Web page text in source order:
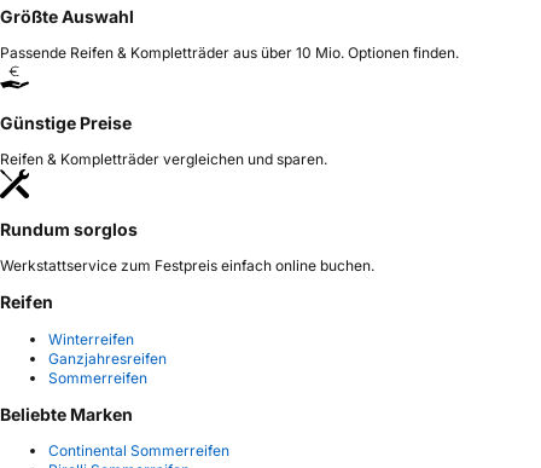
Größte Auswahl
Passende Reifen & Kompletträder aus über 10 Mio. Optionen finden.
Günstige Preise
Reifen & Kompletträder vergleichen und sparen.
Rundum sorglos
Werkstattservice zum Festpreis einfach online buchen.
Reifen
Winterreifen
Ganzjahresreifen
Sommerreifen
Beliebte Marken
Continental Sommerreifen